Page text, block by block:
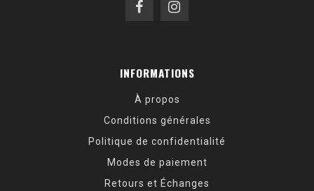
INFORMATIONS
À propos
Conditions générales
Politique de confidentialité
Modes de paiement
Retours et Échanges